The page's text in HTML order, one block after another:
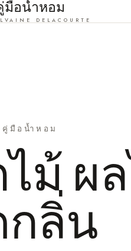
มือน้ำหอม
DELACOURTE
คู่มือน้ำหอม
ม้ ผ
กลิ่น